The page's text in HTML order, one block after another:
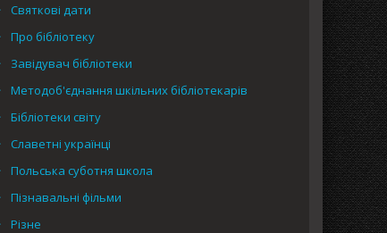
Святкові дати
Про бібліотеку
Завідувач бібліотеки
Методоб'єднання шкільних бібліотекарів
Бібліотеки світу
Славетні українці
Польська суботня школа
Пізнавальні фільми
Різне